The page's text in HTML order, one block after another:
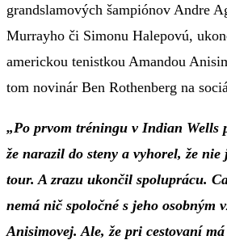
grandslamových šampiónov Andre
Murrayho či Simonu Halepovú,
americkou tenistkou Amandou
tom novinár Ben Rothenberg na
„Po prvom tréningu v Indian Wells
že narazil do steny a vyhorel, že
tour. A zrazu ukončil spoluprácu.
nemá nič spoločné s jeho osobným
Anisimovej. Ale, že pri cestovaní